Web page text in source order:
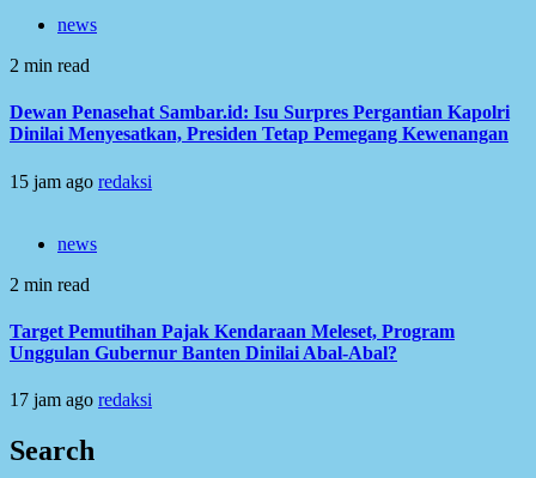
news
2 min read
Dewan Penasehat Sambar.id: Isu Surpres Pergantian Kapolri
Dinilai Menyesatkan, Presiden Tetap Pemegang Kewenangan
15 jam ago redaksi
news
2 min read
Target Pemutihan Pajak Kendaraan Meleset, Program
Unggulan Gubernur Banten Dinilai Abal-Abal?
17 jam ago redaksi
Search